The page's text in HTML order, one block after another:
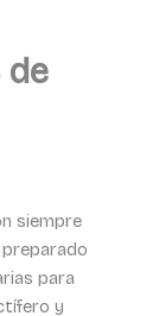
de
siempre
para
y